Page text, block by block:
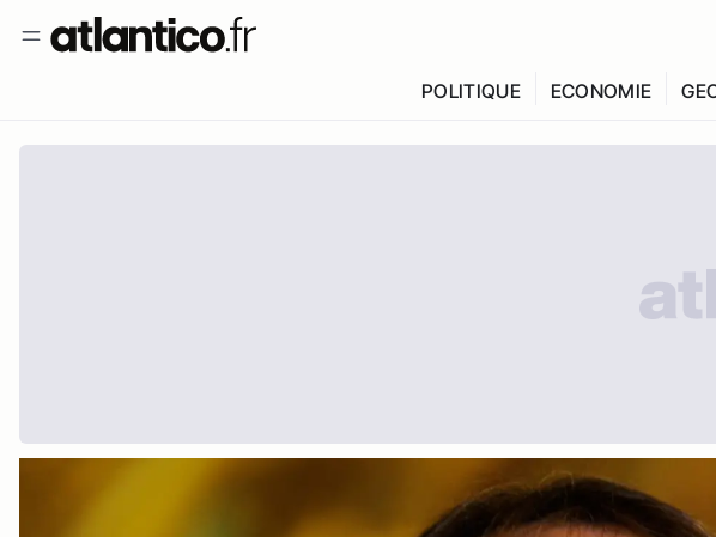
POLITIQUE ECONOMIE